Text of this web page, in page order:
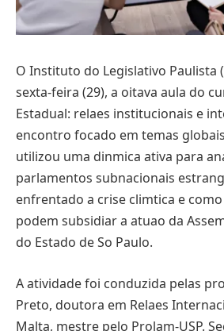
O Instituto do Legislativo Paulista
sexta-feira (29), a oitava aula do
Estadual: relaes institucionais e
encontro focado em temas
utilizou uma dinmica ativa para
parlamentos subnacionais
enfrentado a crise climtica e
podem subsidiar a atuao da
do Estado de So Paulo.
A atividade foi conduzida pelas
Preto, doutora em Relaes
Malta, mestre pelo Prolam-USP.